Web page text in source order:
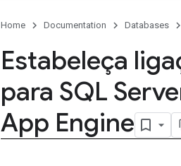
Home Documentation Databases
Estabeleça
para SQL
App Engine